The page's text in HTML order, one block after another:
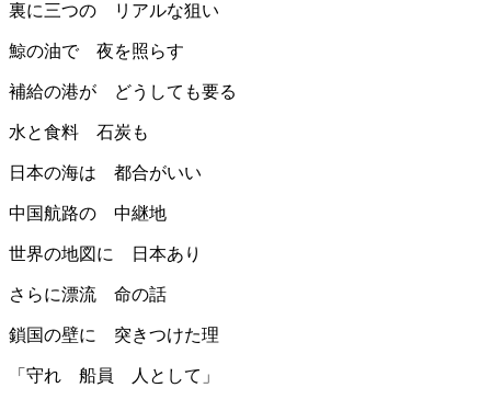
裏に三つの リアルな狙い
鯨の油で 夜を照らす
補給の港が どうしても要る
水と食料 石炭も
日本の海は 都合がいい
中国航路の 中継地
世界の地図に 日本あり
さらに漂流 命の話
鎖国の壁に 突きつけた理
「守れ 船員 人として」